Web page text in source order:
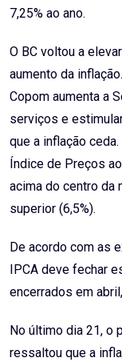
7,25% ao ano.
O BC voltou a
aumento da
Copom aumenta a
serviços e
que a inflação
Índice de Preços
acima do centro da
superior (6,5%).
De acordo com as
IPCA deve fechar
encerrados em
No último dia 21, o
ressaltou que a